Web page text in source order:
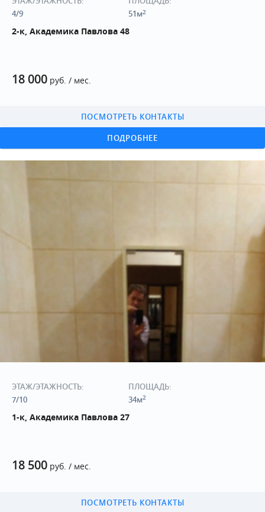
18 000 руб. / мес.
2-к, Академика Павлова 48
ПОДРОБНЕЕ
ПОСМОТРЕТЬ КОНТАКТЫ
4/9
51м2
18 500 руб. / мес.
1-к, Академика Павлова 27
ПОСМОТРЕТЬ КОНТАКТЫ
ЭТАЖ/ЭТАЖНОСТЬ:
7/10
ПЛОЩАДЬ:
34м2